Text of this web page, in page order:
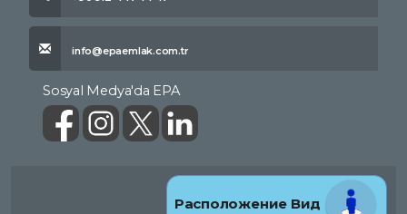
info@epaemlak.com.tr
Sosyal Medya'da EPA
Расположение Вид